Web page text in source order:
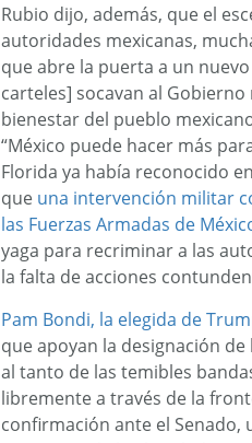
Rubio dijo, además, que el
autoridades mexicanas,
que abre la puerta a un
carteles] socavan al
bienestar del pueblo
“México puede hacer más
Florida ya había reconocido
que una intervención militar
las Fuerzas Armadas de
yaga para recriminar a las
la falta de acciones
Pam Bondi, la elegida de
que apoyan la designación
al tanto de las temibles
libremente a través de la
confirmación ante el